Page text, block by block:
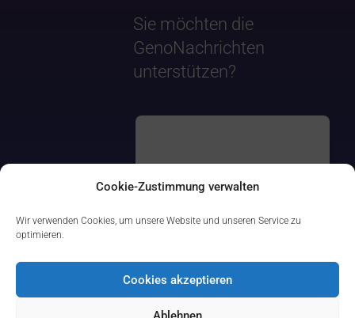
Cookie-Zustimmung verwalten
Wir verwenden Cookies, um unsere Website und unseren Service zu
optimieren.
Cookies akzeptieren
Sie möchten die
GenoNachrichten
unterstützen?